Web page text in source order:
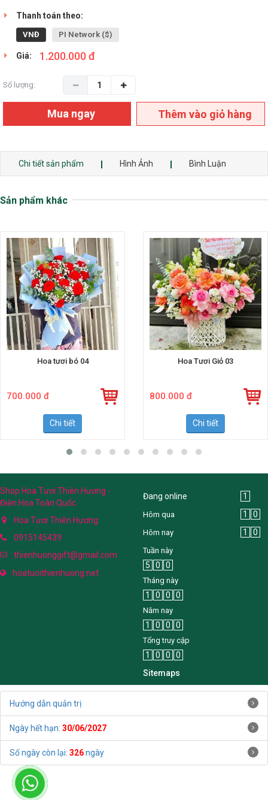
Thanh toán theo:
VNĐ PI Network ($)
Giá: 1.200.000 đ
Số lượng:
Mua ngay Thêm vào giỏ hàng
Chi tiết sản phẩm Hình Ảnh Bình Luận
Sản phẩm khác
Hoa tươi bó 04
700.000 đ
Chi tiết
Hoa Tươi Giỏ 03
800.000 đ
Chi tiết
Shop Hoa Tươi Thiên Hương -
Điện Hoa Toàn Quốc
Hoa Tươi Thiên Hương
0915145439
thienhuonggift@gmail.com
hoatuoithienhuong.net
Đang online 1
Hôm qua 1 0
Hôm nay 1 0
Tuần này
5 0 0
Tháng này
1 0 0 0
Năm nay
1 0 0 0
Tổng truy cập
1 0 0
0
Sitemaps
Hướng dẫn quản trị
Ngày hết hạn: 30/06/2027
Số ngày còn lại: 326ngày